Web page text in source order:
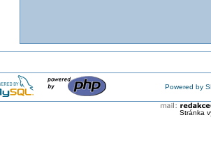
Powered by
Stránka